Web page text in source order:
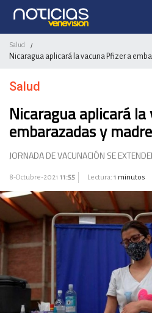
Salud /
Nicaragua aplicará la vacuna Pfizer a
Salud
Nicaragua aplicará
embarazadas y
JORNADA DE VACUNACIÓN SE
8-Octubre-2021 11:55 Lectura: 1 minutos